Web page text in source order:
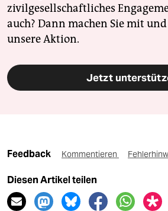
zivilgesellschaftliches
auch? Dann machen Sie mit
unsere Aktion.
Jetzt
Feedback Kommentieren
Diesen Artikel teilen